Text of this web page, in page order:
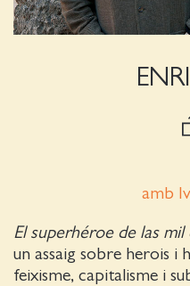
amb
El superhéroe de las mil
un assaig sobre herois i
feixisme, capitalisme i